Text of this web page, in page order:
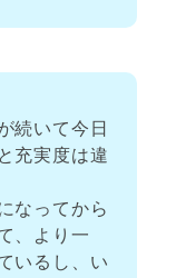
続いて今日
充実度は違
なってから
、より一
いるし、い